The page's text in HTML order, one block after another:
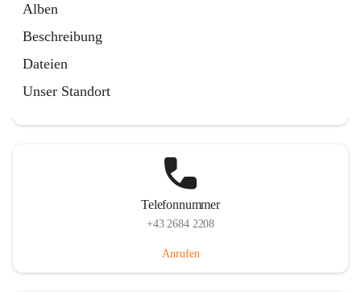
Alben
Beschreibung
Dateien
Unser Standort
Telefonnummer
+43 2684 2208
Anrufen